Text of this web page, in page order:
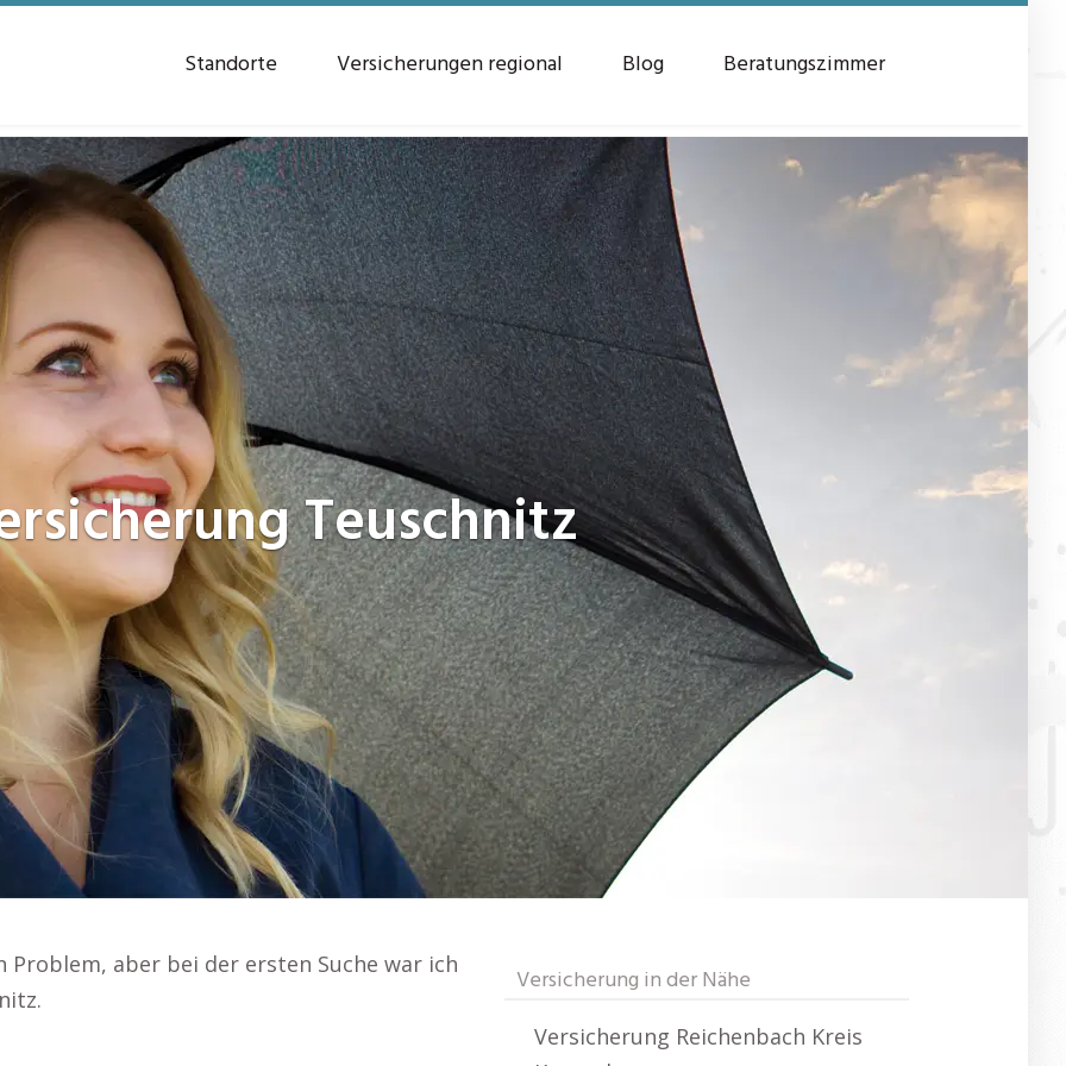
Standorte Versicherungen regional Blog Beratungszimmer
Teuschnitz
aber bei der ersten Suche war ich
Versicherung in der Nähe
Versicherung Reichenbach Kreis